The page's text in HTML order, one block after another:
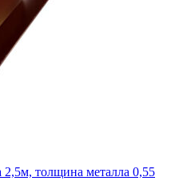
толщина металла 0,55